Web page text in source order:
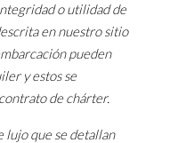
o utilidad de
en nuestro sitio
pueden
y estos se
de chárter.
lujo que se detallan